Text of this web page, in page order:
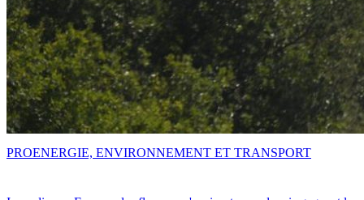
PROENERGIE, ENVIRONNEMENT ET TRANSPORT